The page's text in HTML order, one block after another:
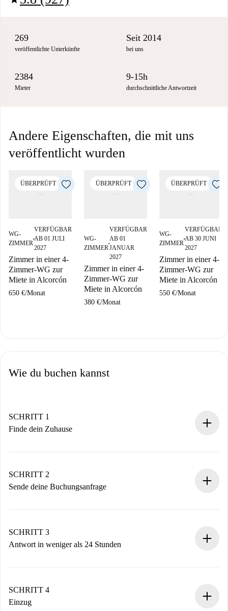
269
veröffentlichte Unterkünfte
Seit 2014
bei uns
2384
Mieter
9-15h
durchschnittliche Antwortzeit
Andere Eigenschaften, die mit uns
veröffentlicht wurden
ÜBERPRÜFT
WG-
ZIMMER
■
VERFÜGBAR
AB 01 JULI
2027
Zimmer in einer 4-
Zimmer-WG zur
Miete in Alcorcón
650 €/Monat
ÜBERPRÜFT
WG-
ZIMMER
■
VERFÜGBAR
AB 01
JANUAR
2027
Zimmer in einer 4-
Zimmer-WG zur
Miete in Alcorcón
380 €/Monat
ÜBERPRÜFT
WG-
ZIMMER
■
VERFÜGBAR
AB 30 JUNI
2027
Zimmer in einer 4-
Zimmer-WG zur
Miete in Alcorcón
550 €/Monat
Wie du buchen kannst
SCHRITT 1
Finde dein Zuhause
Du erhältst alle notwendigen Informationen im Voraus.
SCHRITT 2
Sende deine Buchungsanfrage
Denk daran, dass wir dich erst belasten, wenn der
Vermieter zustimmt.
SCHRITT 3
Antwort in weniger als 24 Stunden
stellen den Kontakt her.
Wenn der Vermieter ablehnen muss, entstehen keine
SCHRITT 4
Einzug